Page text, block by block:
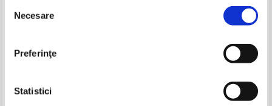
consimțământului
Necesare
Preferinţe
Statistici